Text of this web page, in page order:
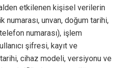
etkilenen kişisel verilerin
numarası, unvan, doğum tarihi,
numarası), işlem
şifresi, kayıt ve
cihaz modeli, versiyonu ve